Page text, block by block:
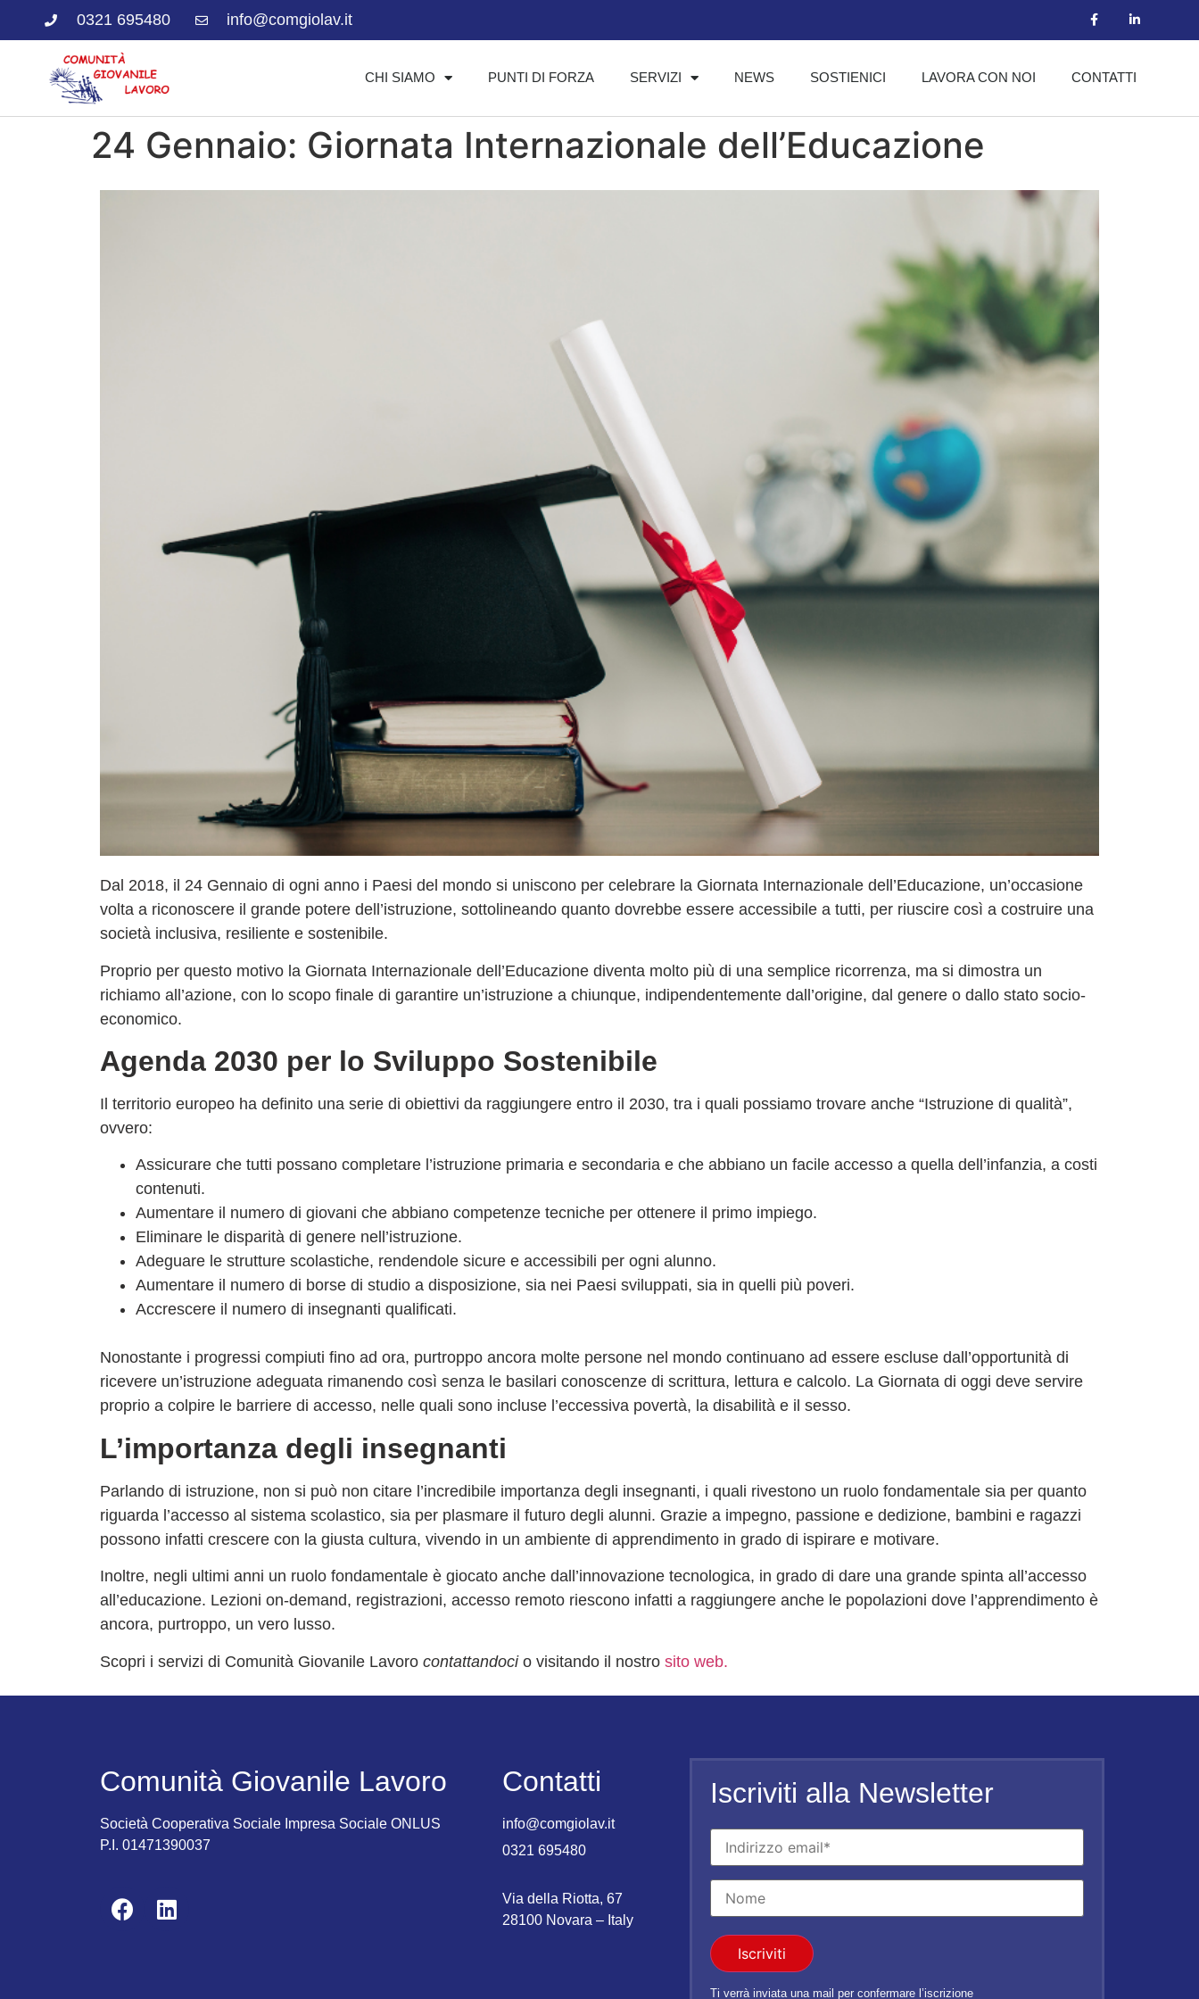
0321 695480 info@comgiolav.it
CHI SIAMO PUNTI DI FORZA SERVIZI NEWS SOSTIENICI LAVORA CON NOI CONTATTI
24 Gennaio: Giornata Internazionale dell’Educazione
Dal 2018, il 24 Gennaio di ogni anno i Paesi del mondo si uniscono per celebrare la Giornata Internazionale dell’Educazione, un’occasione
volta a riconoscere il grande potere dell’istruzione, sottolineando quanto dovrebbe essere accessibile a tutti, per riuscire così a costruire una
società inclusiva, resiliente e sostenibile.
Proprio per questo motivo la Giornata Internazionale dell’Educazione diventa molto più di una semplice ricorrenza, ma si dimostra un
richiamo all’azione, con lo scopo finale di garantire un’istruzione a chiunque, indipendentemente dall’origine, dal genere o dallo stato socio-
economico.
Agenda 2030 per lo Sviluppo Sostenibile
Il territorio europeo ha definito una serie di obiettivi da raggiungere entro il 2030, tra i quali possiamo trovare anche “Istruzione di qualità”,
ovvero:
Assicurare che tutti possano completare l’istruzione primaria e secondaria e che abbiano un facile accesso a quella dell’infanzia, a costi
contenuti.
Aumentare il numero di giovani che abbiano competenze tecniche per ottenere il primo impiego.
Eliminare le disparità di genere nell’istruzione.
Adeguare le strutture scolastiche, rendendole sicure e accessibili per ogni alunno.
Aumentare il numero di borse di studio a disposizione, sia nei Paesi sviluppati, sia in quelli più poveri.
Accrescere il numero di insegnanti qualificati.
Nonostante i progressi compiuti fino ad ora, purtroppo ancora molte persone nel mondo continuano ad essere escluse dall’opportunità di
ricevere un’istruzione adeguata rimanendo così senza le basilari conoscenze di scrittura, lettura e calcolo. La Giornata di oggi deve servire
proprio a colpire le barriere di accesso, nelle quali sono incluse l’eccessiva povertà, la disabilità e il sesso.
L’importanza degli insegnanti
Parlando di istruzione, non si può non citare l’incredibile importanza degli insegnanti, i quali rivestono un ruolo fondamentale sia per quanto
riguarda l’accesso al sistema scolastico, sia per plasmare il futuro degli alunni. Grazie a impegno, passione e dedizione, bambini e ragazzi
possono infatti crescere con la giusta cultura, vivendo in un ambiente di apprendimento in grado di ispirare e motivare.
Inoltre, negli ultimi anni un ruolo fondamentale è giocato anche dall’innovazione tecnologica, in grado di dare una grande spinta all’accesso
all’educazione. Lezioni on-demand, registrazioni, accesso remoto riescono infatti a raggiungere anche le popolazioni dove l’apprendimento è
ancora, purtroppo, un vero lusso.
Scopri i servizi di Comunità Giovanile Lavoro contattandoci o visitando il nostro sito web.
Comunità Giovanile Lavoro
Società Cooperativa Sociale Impresa Sociale ONLUS
P.I. 01471390037
Contatti
info@comgiolav.it
0321 695480
Via della Riotta, 67
28100 Novara – Italy
Iscriviti alla Newsletter
Iscriviti
Ti verrà inviata una mail per confermare l’iscrizione